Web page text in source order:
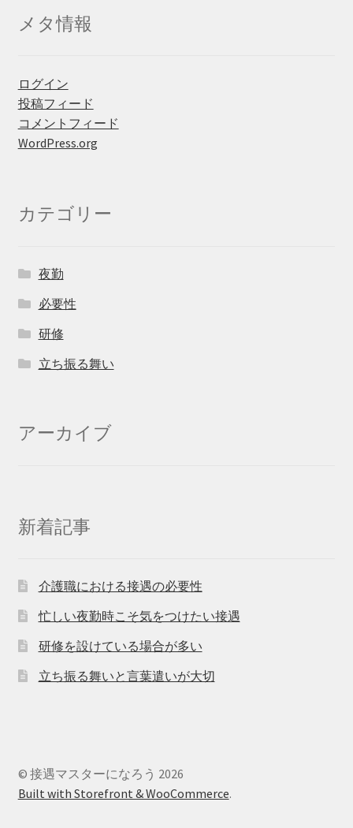
メタ情報
ログイン
投稿フィード
コメントフィード
WordPress.org
カテゴリー
夜勤
必要性
研修
立ち振る舞い
アーカイブ
新着記事
介護職における接遇の必要性
忙しい夜勤時こそ気をつけたい接遇
研修を設けている場合が多い
立ち振る舞いと言葉遣いが大切
© 接遇マスターになろう 2026
Built with Storefront & WooCommerce.